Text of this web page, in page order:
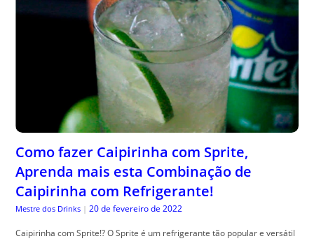
Como fazer Caipirinha com Sprite,
Aprenda mais esta Combinação de
Caipirinha com Refrigerante!
Mestre dos Drinks | 20 de fevereiro de 2022
Caipirinha com Sprite!? O Sprite é um refrigerante tão popular e versátil